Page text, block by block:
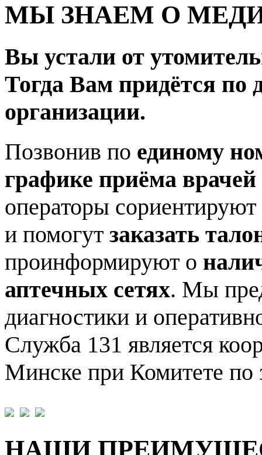
МЫ ЗНАЕМ О
Вы устали от
Тогда Вам придётся по
организации.
Позвонив по единому
графике приёма
операторы
и помогут заказать
проинформируют о
аптечных сетях. Мы
диагностики и
Служба 131 является
Минске при Комитете по